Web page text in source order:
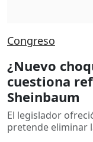
Congreso
¿Nuevo
cuestiona
Sheinbaum
El legislador
pretende eliminar